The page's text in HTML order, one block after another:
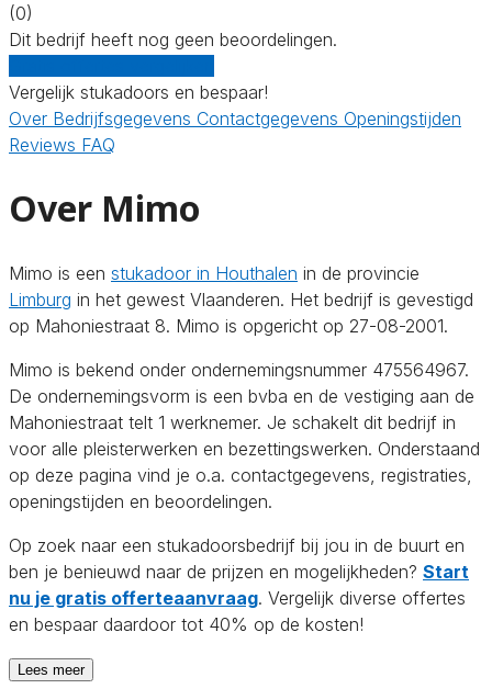
(0)
Dit bedrijf heeft nog geen beoordelingen.
Vergelijk stukadoors en bespaar!
Over Bedrijfsgegevens Contactgegevens Openingstijden
Reviews FAQ
Over Mimo
Mimo is een stukadoor in Houthalen in de provincie
Limburg in het gewest Vlaanderen. Het bedrijf is gevestigd
op Mahoniestraat 8. Mimo is opgericht op 27-08-2001.
Mimo is bekend onder ondernemingsnummer 475564967.
De ondernemingsvorm is een bvba en de vestiging aan de
Mahoniestraat telt 1 werknemer. Je schakelt dit bedrijf in
voor alle pleisterwerken en bezettingswerken. Onderstaand
op deze pagina vind je o.a. contactgegevens, registraties,
openingstijden en beoordelingen.
Op zoek naar een stukadoorsbedrijf bij jou in de buurt en
ben je benieuwd naar de prijzen en mogelijkheden? Start
nu je gratis offerteaanvraag. Vergelijk diverse offertes
en bespaar daardoor tot 40% op de kosten!
Lees meer